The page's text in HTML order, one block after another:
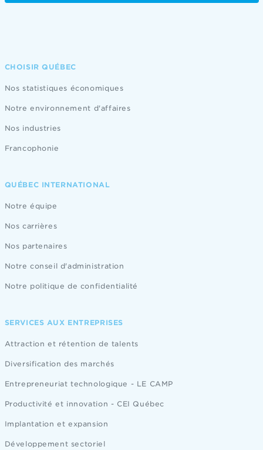
CHOISIR QUÉBEC
Nos statistiques économiques
Notre environnement d'affaires
Nos industries
Francophonie
QUÉBEC INTERNATIONAL
Notre équipe
Nos carrières
Nos partenaires
Notre conseil d'administration
Notre politique de confidentialité
SERVICES AUX ENTREPRISES
Attraction et rétention de talents
Diversification des marchés
Entrepreneuriat technologique - LE CAMP
Productivité et innovation - CEI Québec
Implantation et expansion
Développement sectoriel